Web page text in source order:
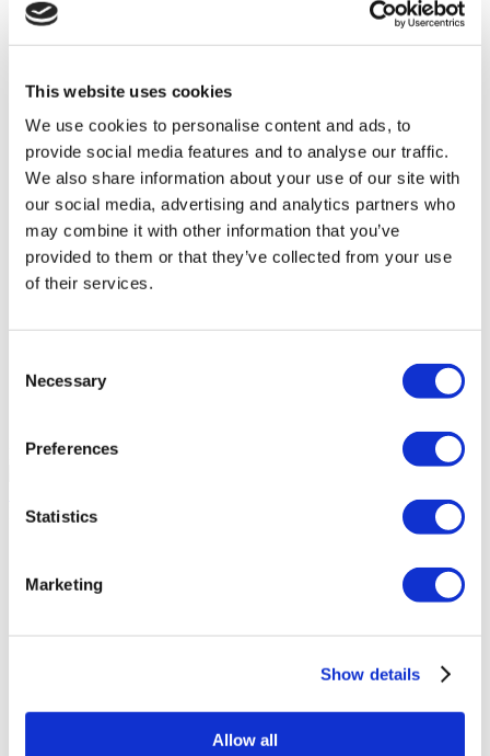
This website uses cookies
We use cookies to personalise content and ads, to
provide social media features and to analyse our traffic.
We also share information about your use of our site with
our social media, advertising and analytics partners who
may combine it with other information that you’ve
provided to them or that they’ve collected from your use
of their services.
Selection
Necessary
Preferences
Statistics
Marketing
Show details
Allow all
Wansiri Hospital
ID Clinic
Kamol Cosmetic Hospital
Hospital Memorial de Sisli
Dunyagoz en Etiler
Flymedi
gestionadas por MIRAC SARA TOURISM, una agencia de
viajes de Grupo A registrada en TÜRSAB (Certificado No:
A Cerca de Nosotros